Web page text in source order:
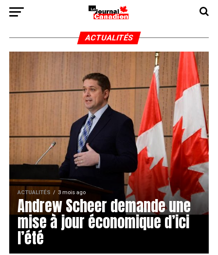
ACTUALITÉS
ACTUALITÉS 3 mois ago
Andrew Scheer demande une
mise à jour économique d’ici
l’été